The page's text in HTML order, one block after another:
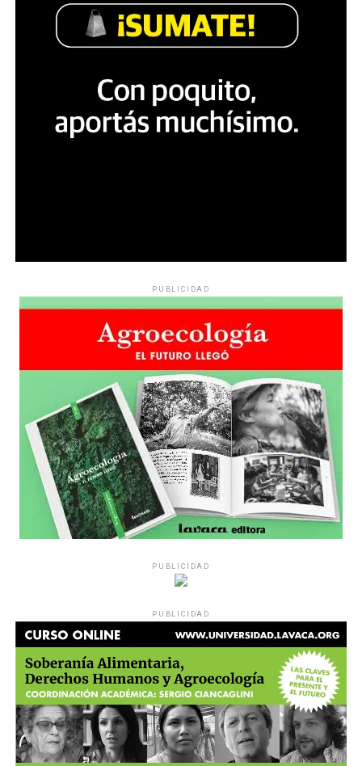
PUBLICIDAD
PUBLICIDAD
PUBLICIDAD